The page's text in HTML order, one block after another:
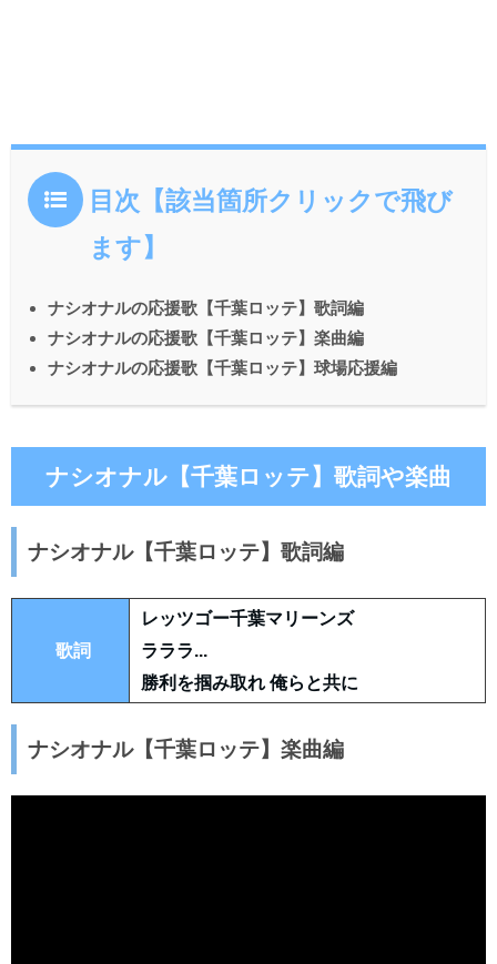
目次【該当箇所クリックで飛び
ます】
ナシオナルの応援歌【千葉ロッテ】歌詞編
ナシオナルの応援歌【千葉ロッテ】楽曲編
ナシオナルの応援歌【千葉ロッテ】球場応援編
ナシオナル【千葉ロッテ】歌詞や楽曲
ナシオナル【千葉ロッテ】歌詞編
歌詞
レッツゴー千葉マリーンズ
ラララ...
勝利を掴み取れ 俺らと共に
ナシオナル【千葉ロッテ】楽曲編